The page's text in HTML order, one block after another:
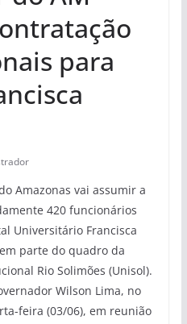
para
Amazonas vai assumir a
420 funcionários
Universitário Francisca
parte do quadro da
Rio Solimões (Unisol).
Wilson Lima, no
feira (03/06), em reunião